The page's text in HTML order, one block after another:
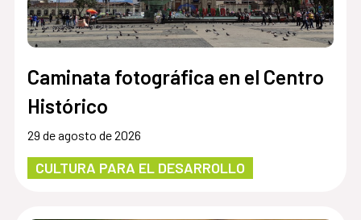
Caminata fotográfica en el Centro
Histórico
29 de agosto de 2026
CULTURA PARA EL DESARROLLO